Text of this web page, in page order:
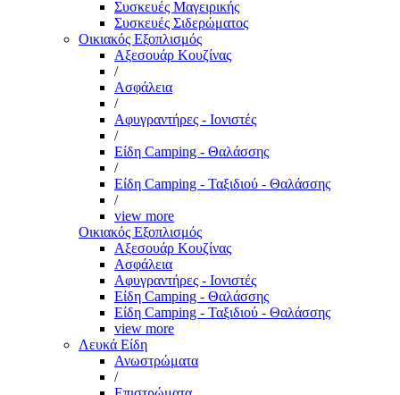
Συσκευές Μαγειρικής
Συσκευές Σιδερώματος
Οικιακός Εξοπλισμός
Αξεσουάρ Κουζίνας
/
Ασφάλεια
/
Αφυγραντήρες - Ιονιστές
/
Είδη Camping - Θαλάσσης
/
Είδη Camping - Ταξιδιού - Θαλάσσης
/
view more
Οικιακός Εξοπλισμός
Αξεσουάρ Κουζίνας
Ασφάλεια
Αφυγραντήρες - Ιονιστές
Είδη Camping - Θαλάσσης
Είδη Camping - Ταξιδιού - Θαλάσσης
view more
Λευκά Είδη
Ανωστρώματα
/